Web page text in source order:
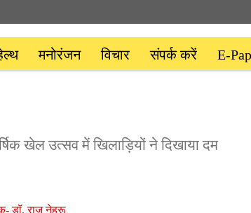
मनोरंजन विचार संपर्क करें E-
खेल उत्सव में खिलाड़ियों ने दिखाया दम